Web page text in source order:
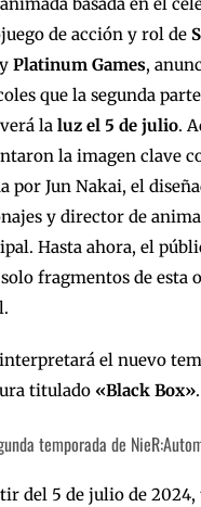
de acción y rol de
Platinum Games,
que la segunda
la luz el 5 de julio.
la imagen clave
por Jun Nakai, el
y director de
Hasta ahora, el
fragmentos de esta
el nuevo
titulado «Black Box».
del 5 de julio de 2024,